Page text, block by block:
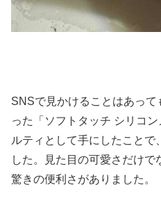
SNSで見かけることはあっ
った「ソフトタッチ シリコ
ルティとして手にしたことで
した。見た目の可愛さだけ
驚きの便利さがありました。